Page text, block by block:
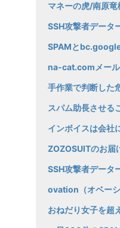
マネーの虎/南原竜
SSH攻撃者データ
SPAMと
na-cat.comメー
手作業で判断した
スパム助長させる
インボイスは会社
ZOZOSUITのお届
SSH攻撃者データ
ovation（オベー
おねだり女子を超